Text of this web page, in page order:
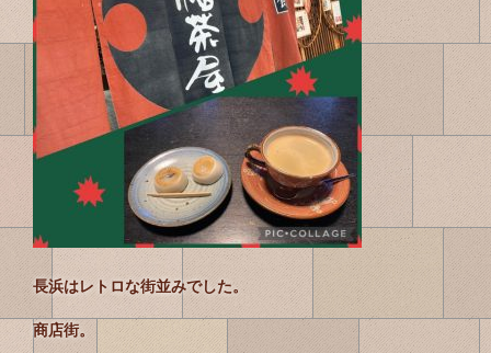
長浜はレトロな街並みでした。
商店街。